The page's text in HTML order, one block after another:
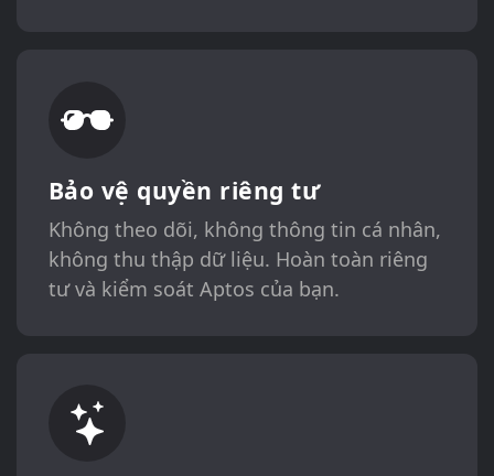
Bảo vệ quyền riêng tư
Không theo dõi, không thông tin cá nhân,
không thu thập dữ liệu. Hoàn toàn riêng
tư và kiểm soát Aptos của bạn.